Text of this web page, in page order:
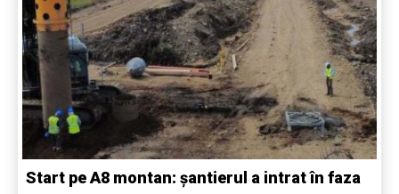
Start pe A8 montan: șantierul a intrat în faza